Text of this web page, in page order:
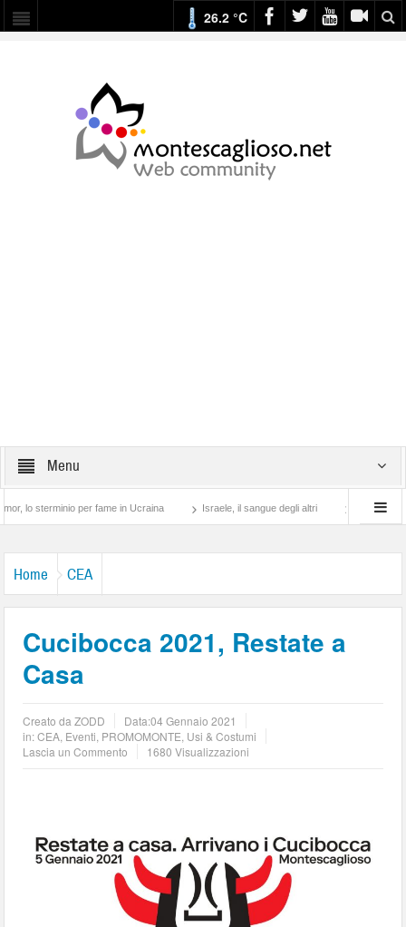
26.2 °C
Menu
per fame in Ucraina Israele, il sangue degli altri Lotta di classe… tra
Home CEA
Cucibocca 2021, Restate a
Casa
Creato daZODD Data:04 Gennaio 2021
in:CEA Eventi PROMOMONTE Usi & Costumi
Lascia un Commento
1680 Visualizzazioni